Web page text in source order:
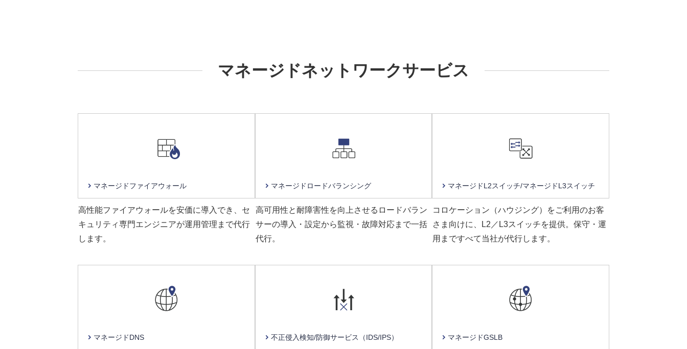
マネージドネットワークサービス
マネージドファイアウォール
高性能ファイアウォールを安価に導入でき、セ
キュリティ専門エンジニアが運用管理まで代行
します。
マネージド ロードバランシング
高可用性と耐障害性を向上させるロードバラン
サーの導入・設定から監視・故障対応まで一括
代行。
マネージドL2スイッチ/マネージドL3スイッチ
コロケーション（ハウジング）をご利用のお客
さま向けに、L2／L3スイッチを提供。保守・運
用まですべて当社が代行します。
マネージドDNS 不正侵入検知/防御サービス （IDS/IPS） マネージドGSLB